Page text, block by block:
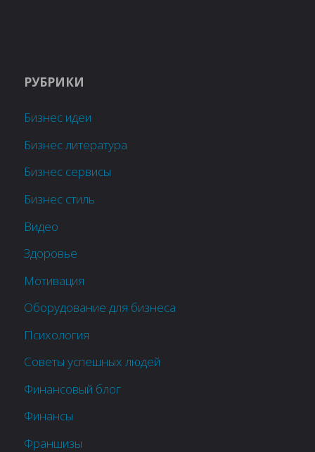
РУБРИКИ
Бизнес идеи
Бизнес литература
Бизнес сервисы
Бизнес стиль
Видео
Здоровье
Мотивация
Оборудование для бизнеса
Психология
Советы успешных людей
Финансовый блог
Финансы
Франшизы